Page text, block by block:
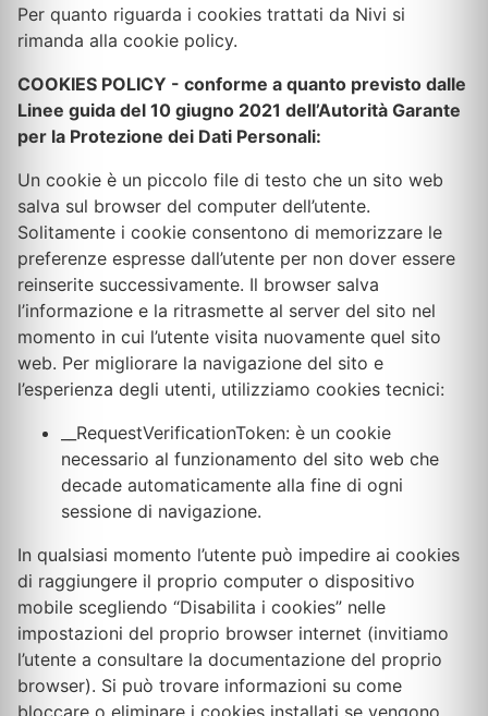
Per quanto riguarda i cookies trattati da Nivi si
rimanda alla cookie policy.
COOKIES POLICY - conforme a quanto previsto dalle
Linee guida del 10 giugno 2021 dell’Autorità Garante
per la Protezione dei Dati Personali:
Un cookie è un piccolo file di testo che un sito web
salva sul browser del computer dell’utente.
Solitamente i cookie consentono di memorizzare le
preferenze espresse dall’utente per non dover essere
reinserite successivamente. Il browser salva
l’informazione e la ritrasmette al server del sito nel
momento in cui l’utente visita nuovamente quel sito
web. Per migliorare la navigazione del sito e
l’esperienza degli utenti, utilizziamo cookies tecnici:
__RequestVerificationToken: è un cookie
necessario al funzionamento del sito web che
decade automaticamente alla fine di ogni
sessione di navigazione.
In qualsiasi momento l’utente può impedire ai cookies
di raggiungere il proprio computer o dispositivo
mobile scegliendo “Disabilita i cookies” nelle
impostazioni del proprio browser internet (invitiamo
l’utente a consultare la documentazione del proprio
browser). Si può trovare informazioni su come
bloccare o eliminare i cookies installati se vengono